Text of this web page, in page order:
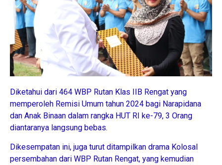
Diketahui dari 464 WBP Rutan Klas IIB Rengat yang
memperoleh Remisi Umum tahun 2024 bagi Narapidana
dan Anak Binaan dalam rangka HUT RI ke-79, 3 Orang
diantaranya langsung bebas.
Dikesempatan ini, juga turut ditampilkan drama Kolosal
persembahan dari WBP Rutan Rengat, yang kemudian